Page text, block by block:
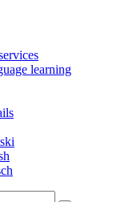
learning